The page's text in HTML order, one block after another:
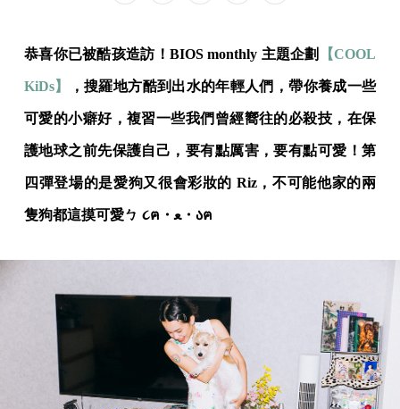
恭喜你已被酷孩造訪！BIOS monthly 主題企劃 【COOL
KiDs】 ，搜羅地方酷到出水的年輕人們，帶你養成一些
可愛的小癖好，複習一些我們曾經嚮往的必殺技，在保
護地球之前先保護自己，要有點厲害，要有點可愛！第
四彈登場的是愛狗又很會彩妝的 Riz，不可能他家的兩
隻狗都這摸可愛ㄅ ૮ฅ・ﻌ・აฅ